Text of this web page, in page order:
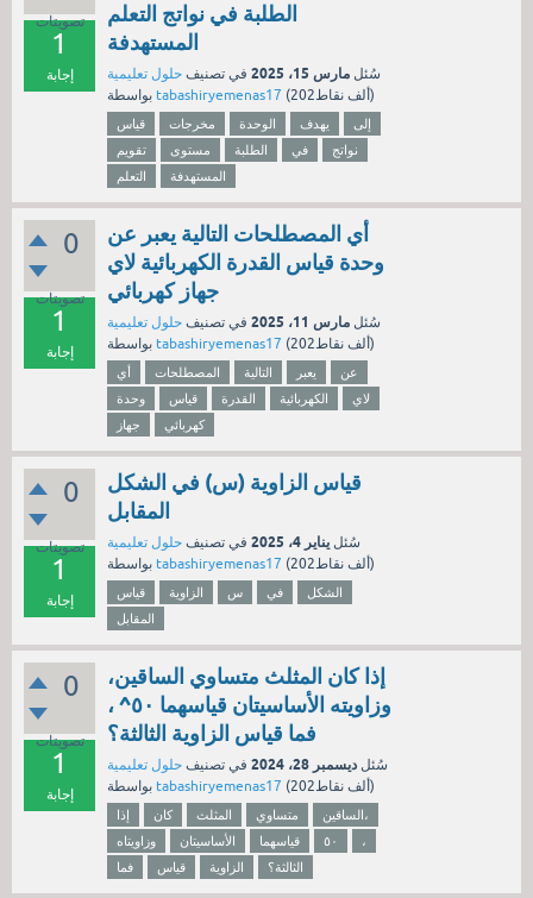
تصويتات
1
إجابة
الطلبة في نواتج التعلم
المستهدفة
سُئل مارس 15، 2025 في تصنيف حلول تعليمية
tabashiryemenas17 ( 202ألف نقاط)
قياس مخرجات الوحدة يهدف
إلى
تقويم
مستوى الطلبة في
نواتج
التعلم
المستهدفة
0
تصويتات
1
إجابة
أي المصطلحات التالية يعبر عن
وحدة قياس القدرة الكهربائية لاي
جهاز كهربائي
سُئل مارس 11، 2025 في تصنيف حلول تعليمية
tabashiryemenas17 ( 202ألف نقاط)
أي المصطلحات التالية يعبر
عن
وحدة
قياس القدرة الكهربائية
لاي
جهاز
كهربائي
0
تصويتات
1
إجابة
قياس الزاوية (س) في الشكل
المقابل
سُئل يناير 4، 2025 في تصنيف حلول تعليمية
tabashiryemenas17 ( 202ألف نقاط)
قياس الزاوية س في
الشكل
المقابل
0
تصويتات
1
إجابة
إذا كان المثلث متساوي الساقين،
وزاويته الأساسيتان قياسهما ٥٠^ ،
فما قياس الزاوية الثالثة؟
سُئل ديسمبر 28، 2024 في تصنيف حلول تعليمية
tabashiryemenas17 ( 202ألف نقاط)
إذا كان المثلث متساوي
الساقين،
وزاويتاه
الأساسيتان قياسهما ٥٠
،
فما
قياس الزاوية الثالثة؟